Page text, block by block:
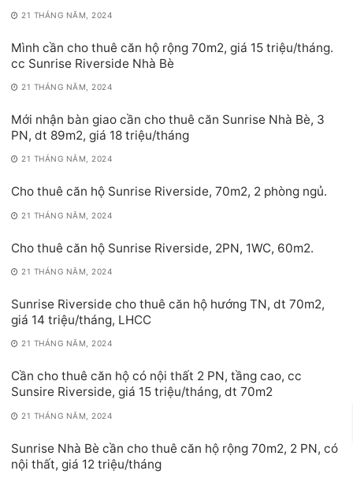
21 THÁNG NĂM, 2024
Mình cần cho thuê căn hộ rộng 70m2, giá 15 triệu/tháng.
cc Sunrise Riverside Nhà Bè
21 THÁNG NĂM, 2024
Mới nhận bàn giao cần cho thuê căn Sunrise Nhà Bè, 3
PN, dt 89m2, giá 18 triệu/tháng
21 THÁNG NĂM, 2024
Cho thuê căn hộ Sunrise Riverside, 70m2, 2 phòng ngủ.
21 THÁNG NĂM, 2024
Cho thuê căn hộ Sunrise Riverside, 2PN, 1WC, 60m2.
21 THÁNG NĂM, 2024
Sunrise Riverside cho thuê căn hộ hướng TN, dt 70m2,
giá 14 triệu/tháng, LHCC
21 THÁNG NĂM, 2024
Cần cho thuê căn hộ có nội thất 2 PN, tầng cao, cc
Sunsire Riverside, giá 15 triệu/tháng, dt 70m2
21 THÁNG NĂM, 2024
Sunrise Nhà Bè cần cho thuê căn hộ rộng 70m2, 2 PN, có
nội thất, giá 12 triệu/tháng